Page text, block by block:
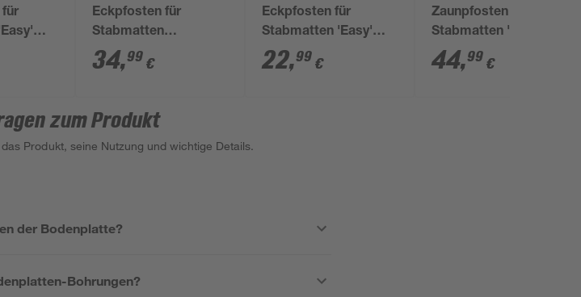
für
cm
Eckpfosten für
Stabmatten
'Exclusive' grün 6 x 6
x 180 cm
34,99 €
Eckpfosten für
Stabmatten 'Easy'
grün 4 x 4 x 88 cm
22,99 €
Zaunpfosten für
Stabmatten 'Easy'
grün 6 x 4 x 188 cm
44,99 €
zum Produkt
Produkt, seine Nutzung und wichtige Details.
der Bodenplatte?
Bohrungen?